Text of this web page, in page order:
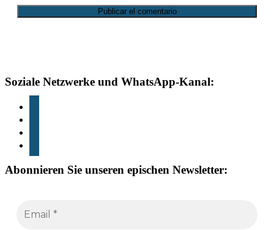
Fußzeile
Soziale Netzwerke und WhatsApp-Kanal:
Abonnieren Sie unseren epischen Newsletter: